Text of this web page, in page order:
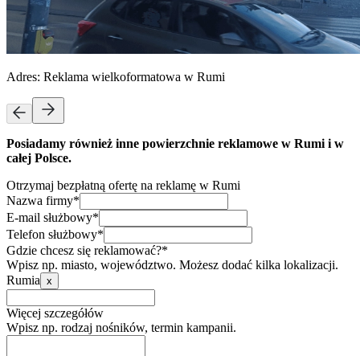
Adres: Reklama wielkoformatowa w Rumi
Posiadamy również inne powierzchnie reklamowe w Rumi i w
całej Polsce.
Otrzymaj bezpłatną ofertę na reklamę w Rumi
Nazwa firmy*
E-mail służbowy*
Telefon służbowy*
Gdzie chcesz się reklamować?*
Wpisz np. miasto, województwo. Możesz dodać kilka lokalizacji.
Rumia x
Więcej szczegółów
Wpisz np. rodzaj nośników, termin kampanii.